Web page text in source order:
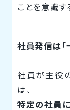
ことを意識す
社員発信は「
社員が主役
は、
特定の社員